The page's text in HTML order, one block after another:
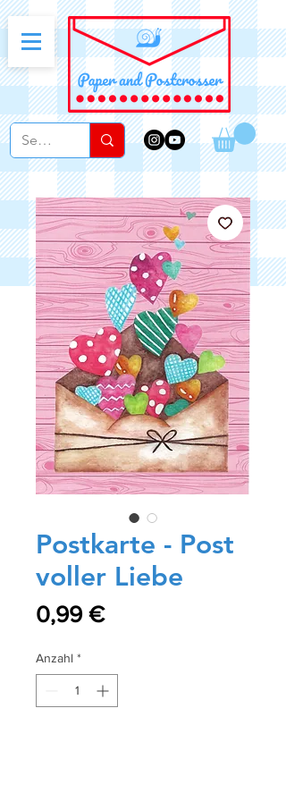
Postkarte - Post
voller Liebe
0,99 €Preis
Anzahl *